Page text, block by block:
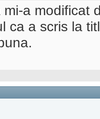
a modificat
ca a scris la